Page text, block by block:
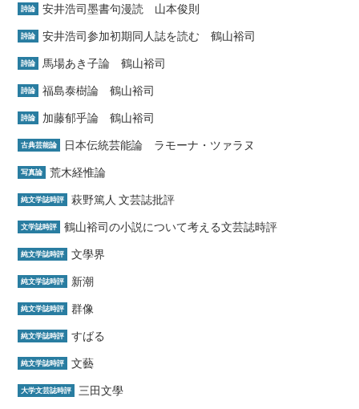
詩論 安井浩司墨書句漫読 山本俊則
詩論 安井浩司参加初期同人誌を読む 鶴山裕司
詩論 馬場あき子論 鶴山裕司
詩論 福島泰樹論 鶴山裕司
詩論 加藤郁乎論 鶴山裕司
古典芸能論 日本伝統芸能論 ラモーナ・ツァラヌ
写真論 荒木経惟論
純文学誌時評 萩野篤人 文芸誌批評
文学誌時評 鶴山裕司の小説について考える文芸誌時評
純文学誌時評 文學界
純文学誌時評 新潮
純文学誌時評 群像
純文学誌時評 すばる
純文学誌時評 文藝
大学文芸誌時評 三田文學